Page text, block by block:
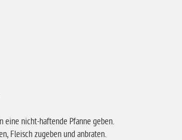
eine nicht-haftende Pfanne geben.
Fleisch zugeben und anbraten.